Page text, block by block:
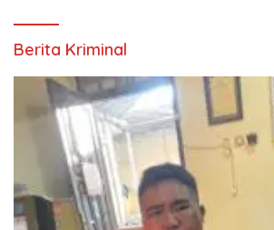
Berita Kriminal